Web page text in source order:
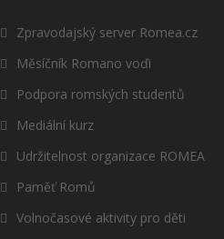
Zpravodajský server Romea.cz
Měsíčník Romano voďi
Podpora romských studentů
Mediální kurz
Udržitelnost organizace ROMEA
Paměť Romů
Volnočasové aktivity pro děti